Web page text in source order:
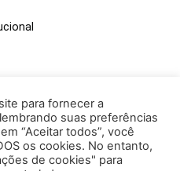
para fornecer a
suas preferências
“Aceitar todos”, você
os cookies. No entanto,
de cookies" para